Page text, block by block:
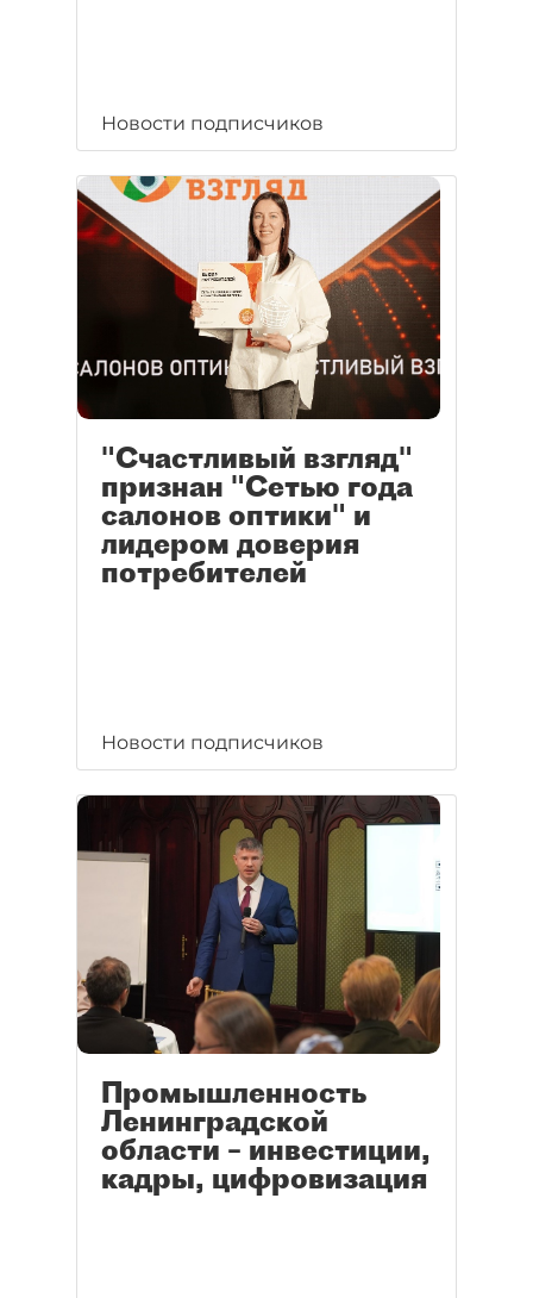
Новости подписчиков
"Счастливый взгляд"
признан "Сетью года
салонов оптики" и
лидером доверия
потребителей
Новости подписчиков
Промышленность
Ленинградской
области – инвестиции,
кадры, цифровизация